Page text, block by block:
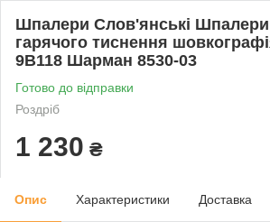
Шпалери Слов'янські Шпалери
гарячого тиснення
9В118 Шарман 8530-03
Готово до відправки
Роздріб
1 230 ₴
Опис Характеристики Доставка